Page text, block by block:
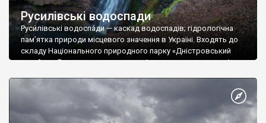
Русилівські водоспади
Руси́лівські водоспа́ди — каскад водоспадів; гідрологічна
пам’ятка природи місцевого значення в Україні. Входять до
складу Національного природного парку «Дністровський
каньйон». Водоспади розташовані на невеликому потоці
що в Бучацькому районі Тернопільської області. Загальна
довжина Русилівського потоку — близько 3 км, на ньому є 15
водоспадів заввишки від 1,5 […]